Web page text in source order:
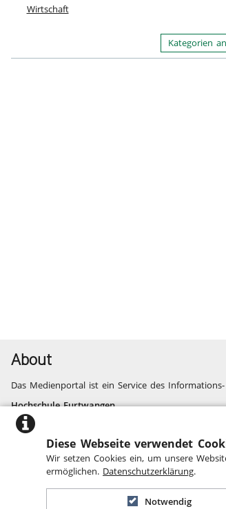
Diese Webseite verwendet
Wir setzen Cookies ein, um unsere
ermöglichen. Datenschutzerklärung.
Notwendig
Wirtschaft
Kategorien
About
Das Medienportal ist ein Service des
Hochschule Furtwangen
Informatik, Technik, Wirtschaft, Medien, Gesundheit
Fragen und Probleme
Website des Informations- und
Barrierefreiheit